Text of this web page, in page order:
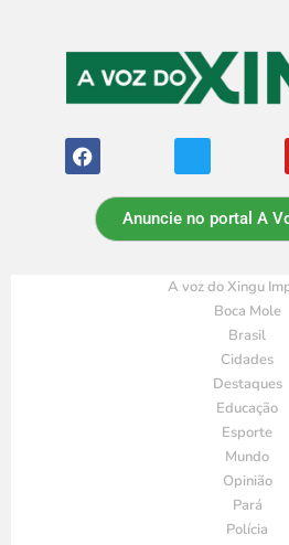
Anuncie no portal A
A voz do Xingu
Boca Mole
Brasil
Cidades
Destaques
Educação
Esporte
Mundo
Opinião
Pará
Polícia